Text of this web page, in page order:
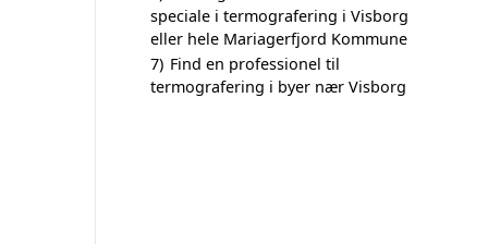
speciale i termografering i Visborg
eller hele Mariagerfjord Kommune
7) Find en professionel til
termografering i byer nær Visborg